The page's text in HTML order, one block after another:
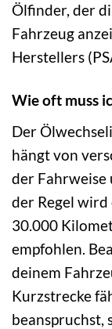
Ölfinder, der
Fahrzeug
Herstellers
Wie oft muss
Der
hängt von
der Fahrweise
der Regel wird
30.000
empfohlen.
deinem
Kurzstrecke
beanspruchst,